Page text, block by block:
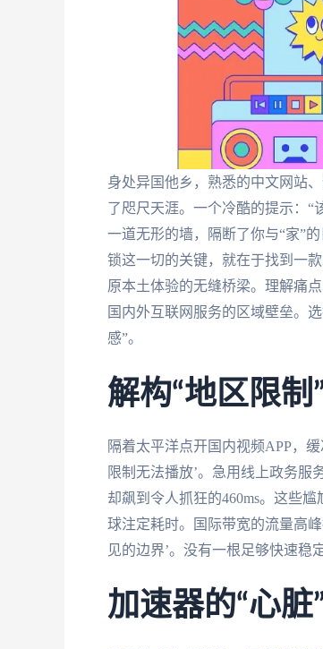
身处异国他乡，熟悉的中文网站
了咫尺天涯。一个冷酷的提示：“
一道无形的墙，隔断了你与“家”
锁这一切的关键，就在于找到一
原本土体验的无缝桥梁。理解痛
国内外互联网服务的区域壁垒。
感”。
解构“地区限
隔着太平洋点开国内视频APP，
限制无法播放’。急用线上政务
却飙到令人抓狂的460ms。这些
球注定耗时。国际带宽的流量高
见的边界’。没有一根足够快速稳
加速器的“心脏